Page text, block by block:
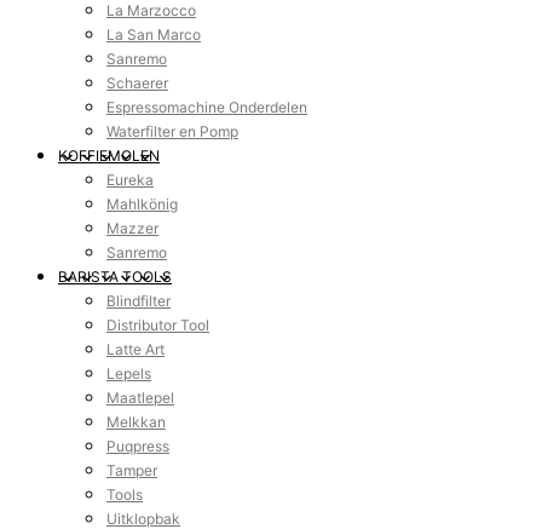
La Marzocco
La San Marco
Sanremo
Schaerer
Espressomachine Onderdelen
Waterfilter en Pomp
KOFFIEMOLEN
Eureka
Mahlkönig
Mazzer
Sanremo
BARISTA TOOLS
Blindfilter
Distributor Tool
Latte Art
Lepels
Maatlepel
Melkkan
Puqpress
Tamper
Tools
Uitklopbak